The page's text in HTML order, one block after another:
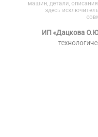
машин, детали,
здесь
ИП «Дацкова